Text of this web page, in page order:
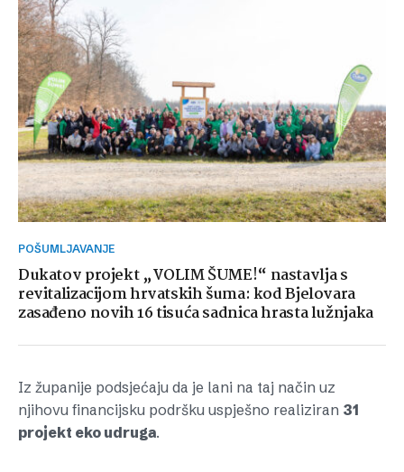
POŠUMLJAVANJE
Dukatov projekt „VOLIM ŠUME!“ nastavlja s
revitalizacijom hrvatskih šuma: kod Bjelovara
zasađeno novih 16 tisuća sadnica hrasta lužnjaka
Iz županije podsjećaju da je lani na taj način uz
njihovu financijsku podršku uspješno realiziran 31
projekt eko udruga.